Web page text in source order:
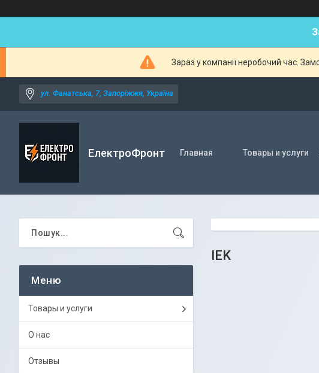
Зараз у компанії неробочий час.
ул. Фанатська, 7, Запоріжжя, Україна
ЕлектроФронт Главная Товары и услуги
IEK
Товары и услуги
О нас
Отзывы